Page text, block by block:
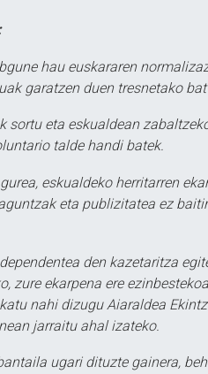
hau euskararen
garatzen duen tresnetako
sortu eta eskualdean
talde handi batek.
eskualdeko herritarren
eta publizitatea ez
den kazetaritza
zure ekarpena ere
nahi dizugu Aiaraldea
jarraitu ahal izateko.
ugari dituzte gainera,